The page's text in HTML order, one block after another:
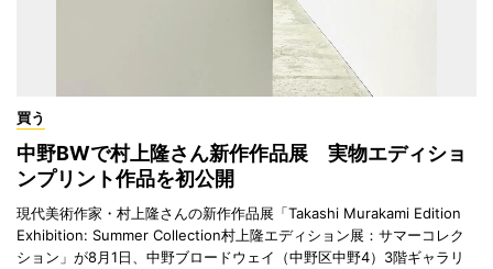
買う
中野BWで村上隆さん新作作品展 実物エディショ
ンプリント作品を初公開
現代美術作家・村上隆さんの新作作品展「Takashi Murakami Edition
Exhibition: Summer Collection村上隆エディション展：サマーコレク
ション」が8月1日、中野ブロードウェイ（中野区中野4）3階ギャラリ